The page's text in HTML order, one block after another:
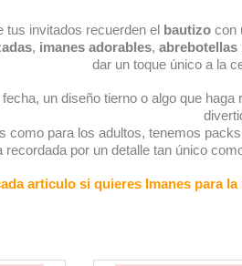
tus invitados recuerden el bautizo con
, imanes adorables, abrebotellas
dar un toque único a la
un diseño tierno o algo que
como para los adultos, tenemos
por un detalle tan único
articulo si quieres Imanes para